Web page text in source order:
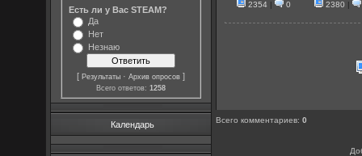
Есть ли у Вас STEAM?
Да
Нет
Незнаю
[Результаты ·Архив опросов ]
Всего ответов:1258
Календарь
2354| 0
2380 |
Всего комментариев:0